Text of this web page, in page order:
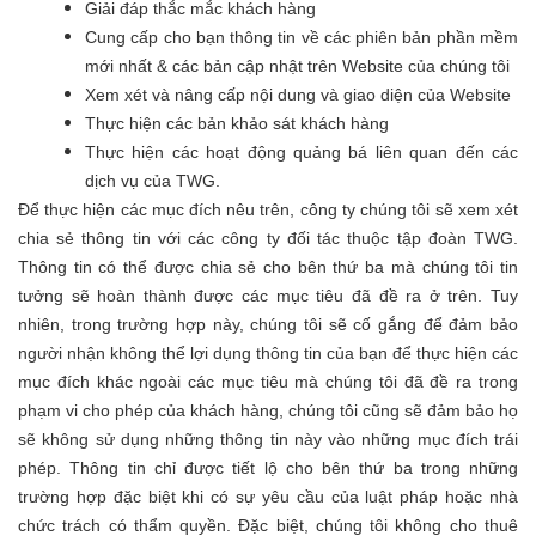
Giải đáp thắc mắc khách hàng
Cung cấp cho bạn thông tin về các phiên bản phần mềm
mới nhất & các bản cập nhật trên Website của chúng tôi
Xem xét và nâng cấp nội dung và giao diện của Website
Thực hiện các bản khảo sát khách hàng
Thực hiện các hoạt động quảng bá liên quan đến các
dịch vụ của TWG.
Để thực hiện các mục đích nêu trên, công ty chúng tôi sẽ xem xét
chia sẻ thông tin với các công ty đối tác thuộc tập đoàn TWG.
Thông tin có thể được chia sẻ cho bên thứ ba mà chúng tôi tin
tưởng sẽ hoàn thành được các mục tiêu đã đề ra ở trên. Tuy
nhiên, trong trường hợp này, chúng tôi sẽ cố gắng để đảm bảo
người nhận không thể lợi dụng thông tin của bạn để thực hiện các
mục đích khác ngoài các mục tiêu mà chúng tôi đã đề ra trong
phạm vi cho phép của khách hàng, chúng tôi cũng sẽ đảm bảo họ
sẽ không sử dụng những thông tin này vào những mục đích trái
phép. Thông tin chỉ được tiết lộ cho bên thứ ba trong những
trường hợp đặc biệt khi có sự yêu cầu của luật pháp hoặc nhà
chức trách có thẩm quyền. Đặc biệt, chúng tôi không cho thuê